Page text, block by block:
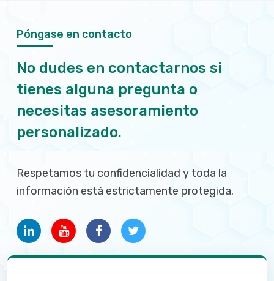
Póngase en contacto
No dudes en contactarnos si
tienes alguna pregunta o
necesitas asesoramiento
personalizado.
Respetamos tu confidencialidad y toda la
información está estrictamente protegida.